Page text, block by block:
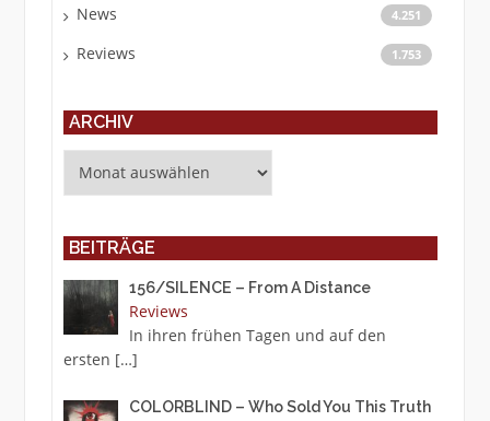
News 4.251
Reviews 1.753
ARCHIV
BEITRÄGE
156/SILENCE – From A Distance
Reviews
In ihren frühen Tagen und auf den
ersten […]
COLORBLIND – Who Sold You This Truth